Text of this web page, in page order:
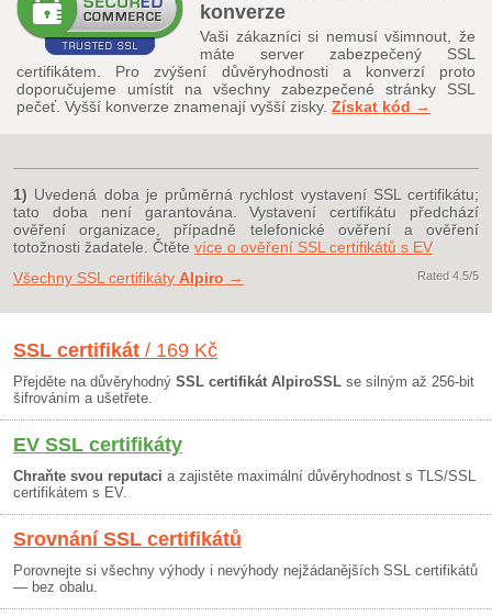
konverze
Vaši zákazníci si nemusí všimnout, že
máte server zabezpečený SSL
certifikátem. Pro zvýšení důvěryhodnosti a konverzí proto
doporučujeme umístit na všechny zabezpečené stránky SSL
pečeť. Vyšší konverze znamenají vyšší zisky. Získat kód →
1) Uvedená doba je průměrná rychlost vystavení SSL certifikátu;
tato doba není garantována. Vystavení certifikátu předchází
ověření organizace, případně telefonické ověření a ověření
totožnosti žadatele. Čtěte více o ověření SSL certifikátů s EV
Rated 4.5/5
Všechny SSL certifikátyAlpiro →
SSL certifikát / 169 Kč
Přejděte na důvěryhodný SSL certifikát AlpiroSSL se silným až 256-bit
šifrováním a ušetřete.
EV SSL certifikáty
Chraňte svou reputaci a zajistěte maximální důvěryhodnost s TLS/SSL
certifikátem s EV.
Srovnání SSL certifikátů
Porovnejte si všechny výhody i nevýhody nejžádanějších SSL certifikátů
— bez obalu.